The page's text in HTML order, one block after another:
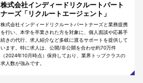
株式会社インディードリクルートパート
ナーズ「リクルートエージェント」
株式会社インディードリクルートパートナーズと業務提携
を行い、本学を卒業された方を対象に、個人面談や応募手
続きの代行、求人紹介など多岐に渡るサポートを提供して
います。特に求人は、公開/非公開を合わせ約70万件
（2024年10月時点）保持しており、業界トップクラスの
求人数が強みです。